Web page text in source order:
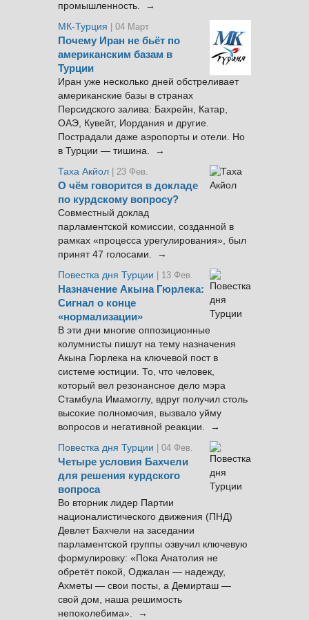
промышленность. →
МК-Турция
| 04 Март
Почему Иран не бьёт по
американским базам в
Турции
Иран уже несколько дней обстреливает
американские базы в странах
Персидского залива: Бахрейн, Катар,
ОАЭ, Кувейт, Иордания и другие.
Пострадали даже аэропорты и отели. Но
в Турции — тишина. →
Таха Акйол | 23 Фев.
О чём говорится в докладе
по курдскому вопросу?
Совместный доклад
парламентской комиссии, созданной в
рамках «процесса урегулирования», был
принят 47 голосами. →
Повестка дня Турции
| 13 Фев.
Назначение Акына Гюрлека:
Сигнал о конце
«нормализации»
В эти дни многие оппозиционные
колумнисты пишут на тему назначения
Акына Гюрлека на ключевой пост в
системе юстиции. То, что человек,
который вел резонансное дело мэра
Стамбула Имамоглу, вдруг получил столь
высокие полномочия, вызвало уйму
вопросов и негативной реакции. →
Повестка дня Турции
| 04 Фев.
Четыре условия Бахчели
для решения курдского
вопроса
Во вторник лидер Партии
националистического движения (ПНД)
Девлет Бахчели на заседании
парламентской группы озвучил ключевую
формулировку: «Пока Анатолия не
обретёт покой, Оджалан — надежду,
Ахметы — свои посты, а Демирташ —
свой дом, наша решимость
непоколебима». →